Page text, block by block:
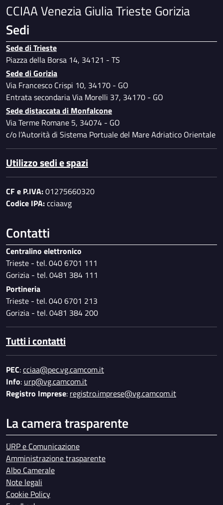
CCIAA Venezia Giulia Trieste Gorizia
Sedi
Sede di Trieste
Piazza della Borsa 14, 34121 - TS
Sede di Gorizia
Via Francesco Crispi 10, 34170 - GO
Entrata secondaria Via Morelli 37, 34170 - GO
Sede distaccata di Monfalcone
Via Terme Romane 5, 34074 - GO
c/o l’Autorità di Sistema Portuale del Mare Adriatico Orientale
Utilizzo sedi e spazi
CF e P.IVA:01275660320
Codice IPA:cciaavg
Contatti
Centralino elettronico
Trieste - tel. 040 6701 111
Gorizia - tel. 0481 384 111
Portineria
Trieste - tel. 040 6701 213
Gorizia - tel. 0481 384 200
Tutti i contatti
PEC:cciaa@pec.vg.camcom.it
Info: urp@vg.camcom.it
Registro Imprese: registro.imprese@vg.camcom.it
La camera trasparente
URP e Comunicazione
Amministrazione trasparente
Albo Camerale
Note legali
Cookie Policy